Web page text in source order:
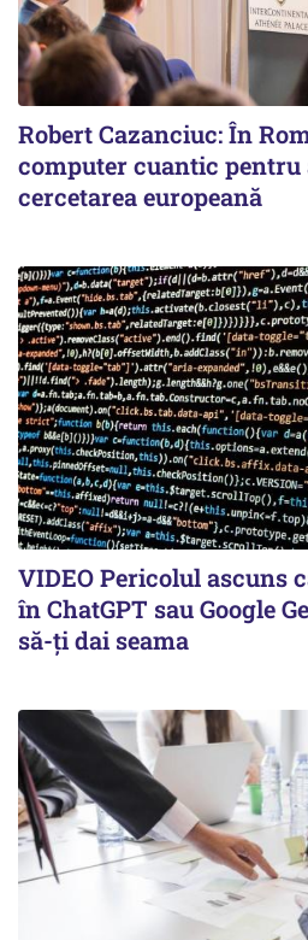
Robert Cazanciuc: În
computer cuantic
cercetarea europeană
VIDEO Pericolul ascuns
în ChatGPT sau Google
să-ți dai seama